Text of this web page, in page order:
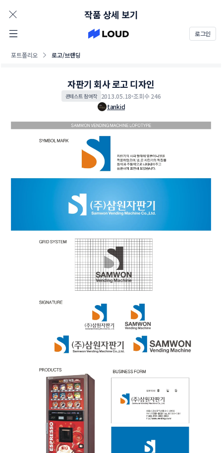
로그인
포트폴리오 로고/브랜딩
작품 상세 보기
자판기 회사 로고 디자인
콘테스트 참여작 2013.05.18 조회수 246
tankid